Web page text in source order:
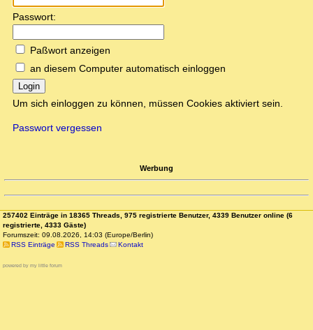
Passwort:
Paßwort anzeigen
an diesem Computer automatisch einloggen
Login
Um sich einloggen zu können, müssen Cookies aktiviert sein.
Passwort vergessen
Werbung
257402 Einträge in 18365 Threads, 975 registrierte Benutzer, 4339 Benutzer online (6
registrierte, 4333 Gäste)
Forumszeit: 09.08.2026, 14:03 (Europe/Berlin)
RSS Einträge
RSS Threads Kontakt
powered by my little forum